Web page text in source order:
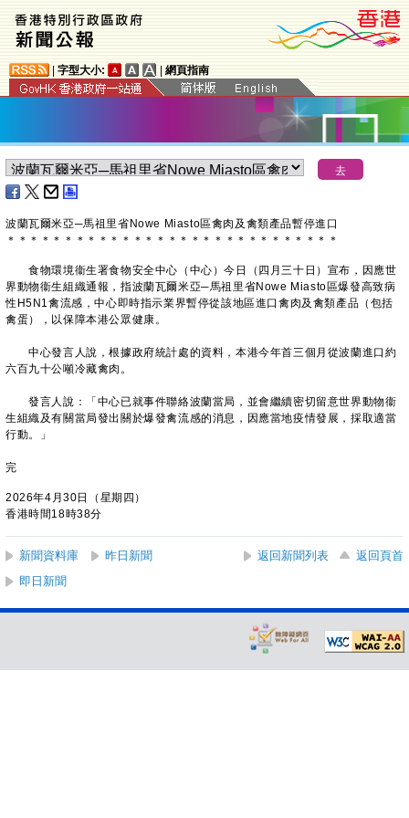
字型大小: 網頁指南
波蘭瓦爾米亞─馬祖里省Nowe Miasto區禽肉及禽類產品暫停進口
＊ ＊ ＊ ＊ ＊ ＊ ＊ ＊ ＊ ＊ ＊ ＊ ＊ ＊ ＊ ＊ ＊ ＊ ＊ ＊ ＊ ＊ ＊ ＊ ＊ ＊ ＊ ＊ ＊
食物環境衞生署食物安全中心（中心）今日（四月三十日）宣布，因應世
界動物衞生組織通報，指波蘭瓦爾米亞─馬祖里省Nowe Miasto區爆發高致病
性H5N1禽流感，中心即時指示業界暫停從該地區進口禽肉及禽類產品（包括
禽蛋），以保障本港公眾健康。
中心發言人說，根據政府統計處的資料，本港今年首三個月從波蘭進口約
六百九十公噸冷藏禽肉。
發言人說：「中心已就事件聯絡波蘭當局，並會繼續密切留意世界動物衞
生組織及有關當局發出關於爆發禽流感的消息，因應當地疫情發展，採取適當
行動。」
完
2026年4月30日（星期四）
香港時間18時38分
新聞資料庫 昨日新聞 返回新聞列表
返回頁首
即日新聞